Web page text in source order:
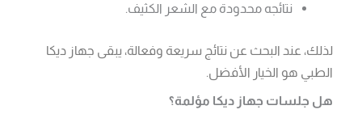
نتائجه محدودة مع الشعر الكثيف.
لذلك، عند البحث عن نتائج سريعة وفعالة، يبقى جهاز ديكا
الطبي هو الخيار الأفضل.
هل جلسات جهاز ديكا مؤلمة؟